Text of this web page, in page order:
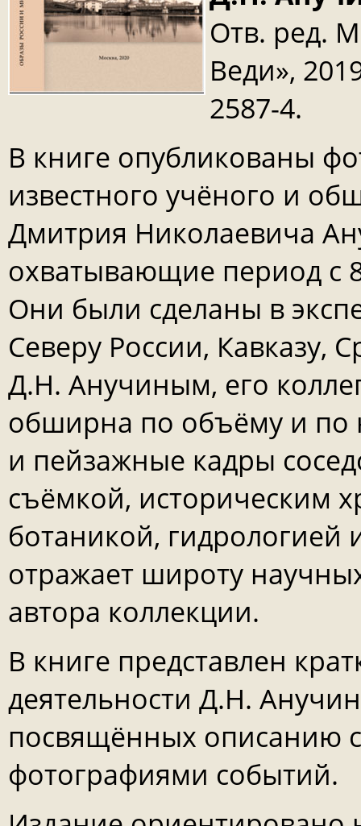
Отв. ред.
Веди»,
2587-4.
В книге опубликованы
известного учёного и
Дмитрия Николаевича
охватывающие период с
Они были сделаны в
Северу России, Кавказу,
Д.Н. Анучиным, его
обширна по объёму и по
и пейзажные кадры
съёмкой, историческим
ботаникой, гидрологией
отражает широту
автора коллекции.
В книге представлен
деятельности Д.Н.
посвящённых описанию
фотографиями событий.